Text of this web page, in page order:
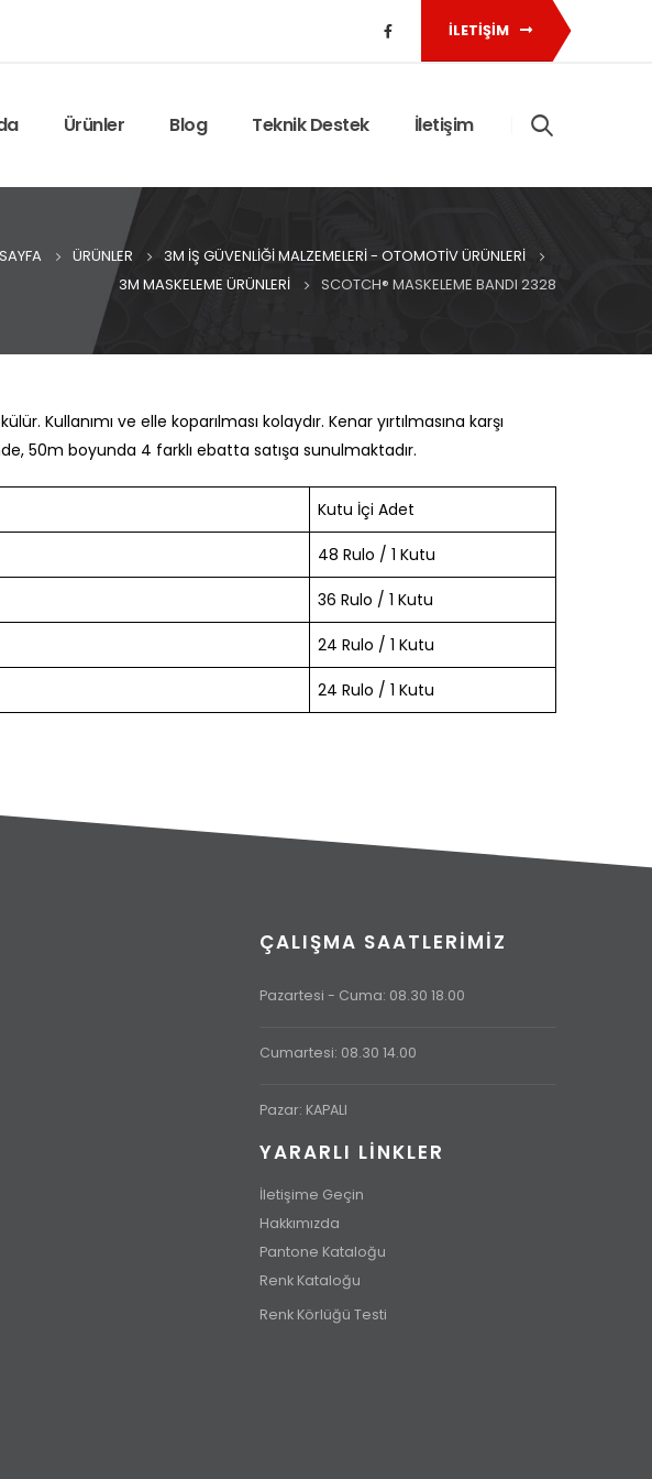
İLETIŞIM
Ürünler Blog Teknik Destek İletişim
ÜRÜNLER
3M İŞ GÜVENLIĞI MALZEMELERI - OTOMOTIV ÜRÜNLERI
3M MASKELEME ÜRÜNLERI
SCOTCH® MASKELEME BANDI 2328
Kullanımı ve elle koparılması kolaydır. Kenar yırtılmasına karşı
50m boyunda 4 farklı ebatta satışa sunulmaktadır.
Kutu İçi Adet
48 Rulo / 1 Kutu
36 Rulo / 1 Kutu
24 Rulo / 1 Kutu
24 Rulo / 1 Kutu
ÇALIŞMA SAATLERIMIZ
Pazartesi - Cuma: 08.30 18.00
Cumartesi: 08.30 14.00
Pazar: KAPALI
YARARLI LİNKLER
İletişime Geçin
Hakkımızda
Pantone Kataloğu
Renk Kataloğu
Renk Körlüğü Testi